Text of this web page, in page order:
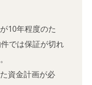
10年程度のた
では保証が切れ
資金計画が必